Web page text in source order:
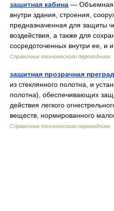
защитная кабина — Объемная
внутри здания, строения,
предназначенная для защиты
воздействия, а также для
сосредоточенных внутри ее,
Справочник технического переводчика
защитная прозрачная
из стеклянного полотна, и
полотна), обеспечивающих
действия легкого
веществ, нормированного
Справочник технического переводчика